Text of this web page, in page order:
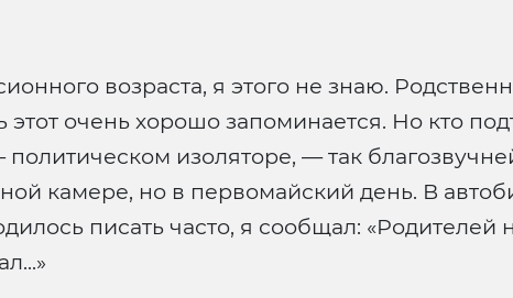
возраста, я этого не знаю.
очень хорошо запоминается. Но кто
изоляторе, — так
камере, но в первомайский день. В
писать часто, я сообщал: «Родителей